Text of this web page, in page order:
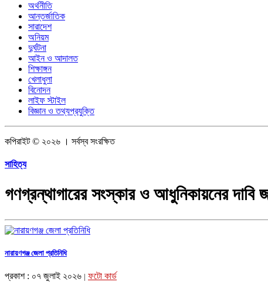
অর্থনীতি
আন্তর্জাতিক
সারাদেশ
অনিয়ম
দুর্ঘটনা
আইন ও আদালত
শিক্ষাঙ্গন
খেলাধুলা
বিনোদন
লাইফ স্টাইল
বিজ্ঞান ও তথ্যপ্রযুক্তি
কপিরাইট © ২০২৬ । সর্বস্ব সংরক্ষিত
সাহিত্য
গণগ্রন্থাগারের সংস্কার ও আধুনিকায়নের দাবি
নারায়ণগঞ্জ জেলা প্রতিনিধি
প্রকাশ : ০৭ জুলাই ২০২৬ | ফটো কার্ড